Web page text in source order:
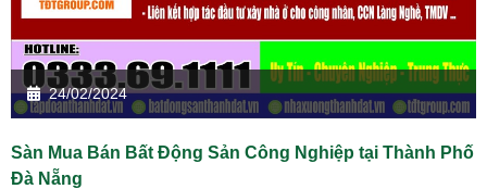
24/02/2024
Sàn Mua Bán Bất Động Sản Công Nghiệp tại Thành Phố
Đà Nẵng